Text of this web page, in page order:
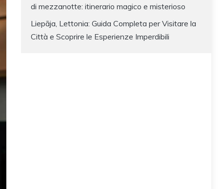
di mezzanotte: itinerario magico e misterioso
Liepāja, Lettonia: Guida Completa per Visitare la
Città e Scoprire le Esperienze Imperdibili